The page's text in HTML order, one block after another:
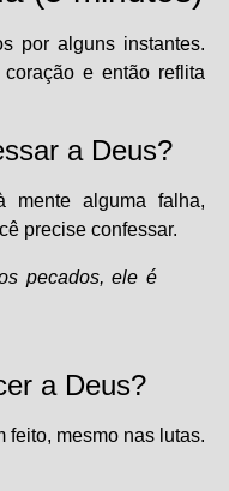
por alguns instantes.
coração e então reflita
a Deus?
mente alguma falha,
precise confessar.
pecados, ele é
a Deus?
feito, mesmo nas lutas.